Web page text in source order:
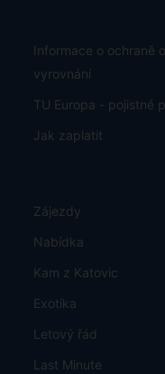
Informace o ochraně
vyrovnání
TU Europa - pojistné
Jak zaplatit
Zájezdy
Nabídka
Kam z Katovic
Exotika
Letový řád
Last Minute